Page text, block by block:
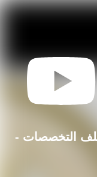
التخصصات -
YouTube